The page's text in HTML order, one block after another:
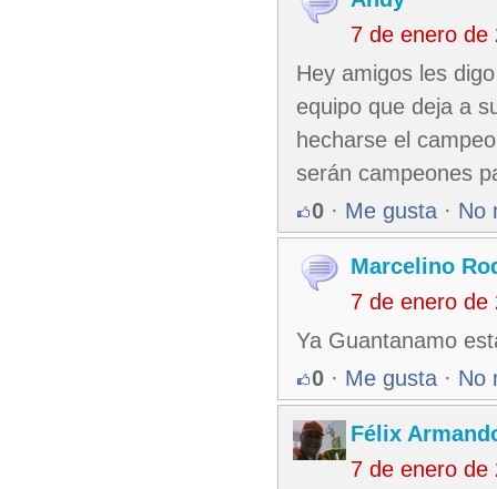
7 de enero de
Hey amigos les
equipo que deja a
hecharse el
serán campeones
0 · Me gusta · No
Marcelino
7 de enero de
Ya Guantanamo
0 · Me gusta · No
Félix
7 de enero de